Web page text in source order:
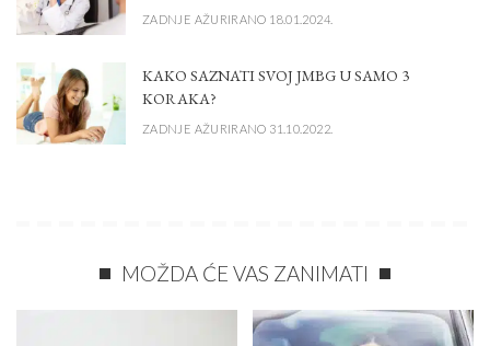
ZADNJE AŽURIRANO 18.01.2024.
KAKO SAZNATI SVOJ JMBG U SAMO 3
KORAKA?
ZADNJE AŽURIRANO 31.10.2022.
MOŽDA ĆE VAS ZANIMATI